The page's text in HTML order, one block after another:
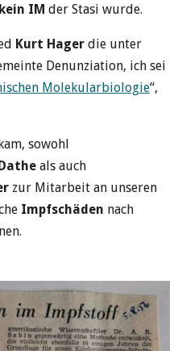
kein IM der Stasi wurde.
Kurt Hager die unter
Denunziation, ich sei
Molekularbiologie“,
sowohl
als auch
zur Mitarbeit an unseren
Impfschäden nach